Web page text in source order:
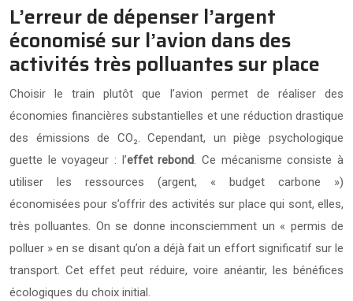
L’erreur de dépenser l’argent
économisé sur l’avion dans des
activités très polluantes sur place
Choisir le train plutôt que l’avion permet de réaliser des
économies financières substantielles et une réduction drastique
des émissions de CO₂. Cependant, un piège psychologique
guette le voyageur : l’effet rebond. Ce mécanisme consiste à
utiliser les ressources (argent, « budget carbone »)
économisées pour s’offrir des activités sur place qui sont, elles,
très polluantes. On se donne inconsciemment un « permis de
polluer » en se disant qu’on a déjà fait un effort significatif sur le
transport. Cet effet peut réduire, voire anéantir, les bénéfices
écologiques du choix initial.